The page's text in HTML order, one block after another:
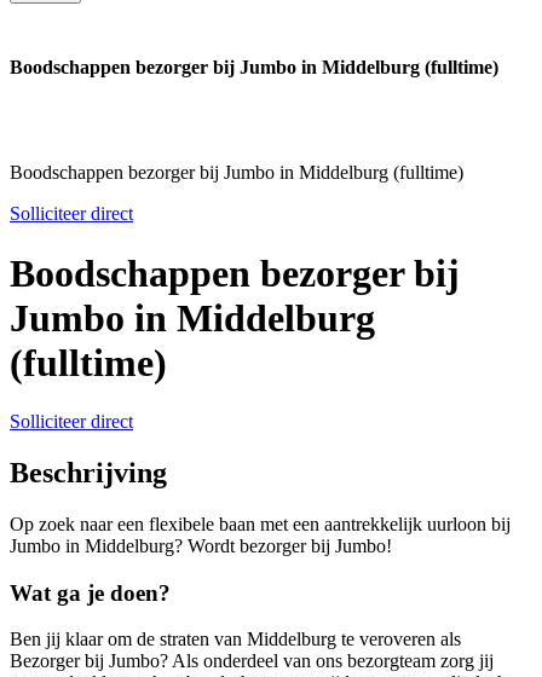
Boodschappen bezorger bij Jumbo in Middelburg (fulltime)
Boodschappen bezorger bij Jumbo in Middelburg (fulltime)
Solliciteer direct
Boodschappen bezorger bij
Jumbo in Middelburg
(fulltime)
Solliciteer direct
Beschrijving
Op zoek naar een flexibele baan met een aantrekkelijk uurloon bij
Jumbo in Middelburg? Wordt bezorger bij Jumbo!
Wat ga je doen?
Ben jij klaar om de straten van Middelburg te veroveren als
Bezorger bij Jumbo? Als onderdeel van ons bezorgteam zorg jij